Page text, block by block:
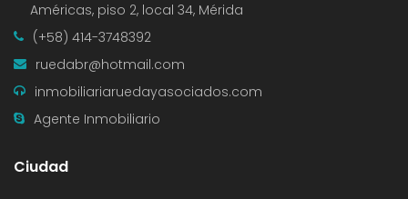
Américas, piso 2, local 34, Mérida
(+58) 414-3748392
ruedabr@hotmail.com
inmobiliariaruedayasociados.com
Agente Inmobiliario
Ciudad